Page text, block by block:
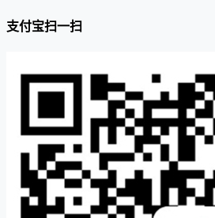
支付宝扫一扫